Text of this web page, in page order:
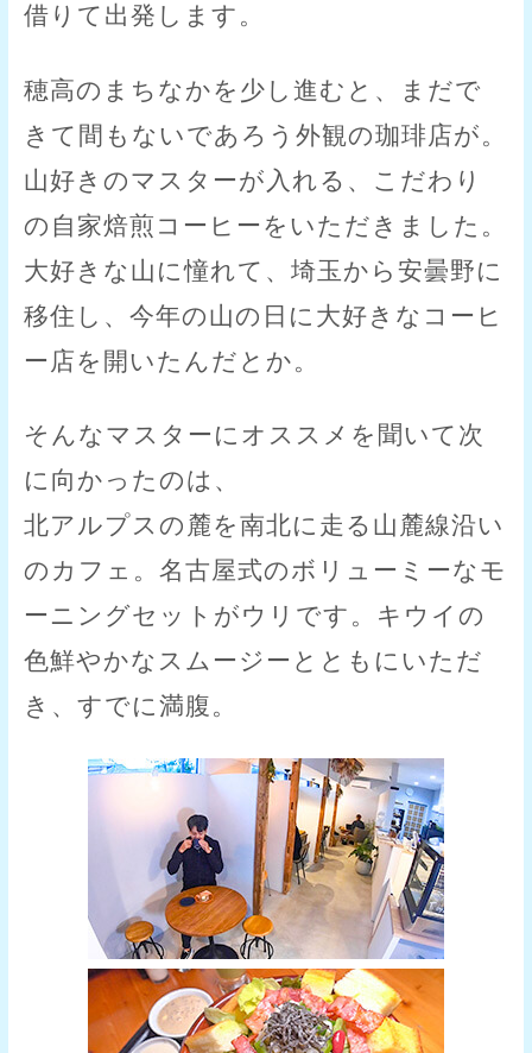
借りて出発します。
穂高のまちなかを少し進むと、まだで
きて間もないであろう外観の珈琲店が。
山好きのマスターが入れる、こだわり
の自家焙煎コーヒーをいただきました。
大好きな山に憧れて、埼玉から安曇野に
移住し、今年の山の日に大好きなコーヒ
ー店を開いたんだとか。
そんなマスターにオススメを聞いて次
に向かったのは、
北アルプスの麓を南北に走る山麓線沿い
のカフェ。名古屋式のボリューミーなモ
ーニングセットがウリです。キウイの
色鮮やかなスムージーとともにいただ
き、すでに満腹。